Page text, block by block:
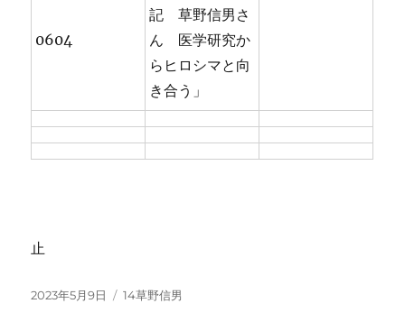
0604
記 草野信男さ
ん 医学研究か
らヒロシマと向
き合う」
止
投
2023年5月9日
カ
14草野信男